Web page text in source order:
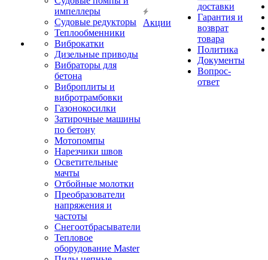
импеллеры
Судовые редукторы
Теплообменники
Виброкатки
Дизельные приводы
Вибраторы для
бетона
Виброплиты и
вибротрамбовки
Газонокосилки
Затирочные машины
по бетону
Мотопомпы
Нарезчики швов
Осветительные
мачты
Отбойные молотки
Преобразователи
напряжения и
частоты
Снегоотбрасыватели
Тепловое
оборудование Master
Акции
доставки
Гарантия и
возврат
товара
Политика
Документы
Вопрос-
ответ